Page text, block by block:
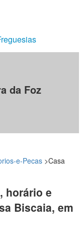
da Foz
e-Pecas >Casa
horário e
Biscaia, em